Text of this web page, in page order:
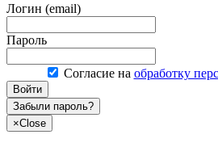
Логин (email)
Пароль
Согласие на обработку
Войти
Забыли пароль?
×Close